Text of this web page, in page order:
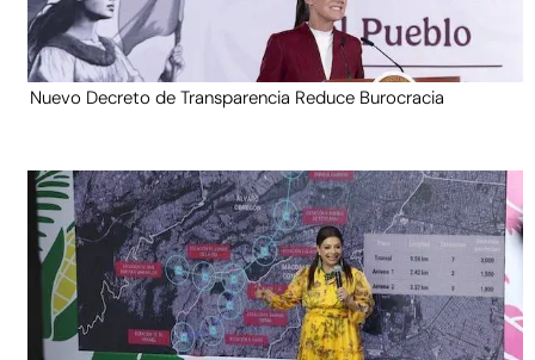
Nuevo Decreto de Transparencia Reduce Burocracia